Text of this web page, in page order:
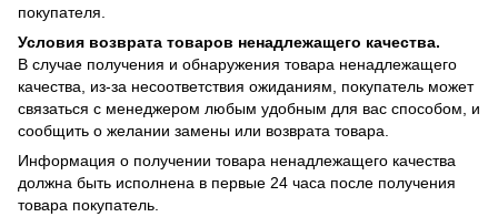
покупателя.
Условия возврата товаров ненадлежащего качества.
В случае получения и обнаружения товара ненадлежащего
качества, из-за несоответствия ожиданиям, покупатель может
связаться с менеджером любым удобным для вас способом, и
сообщить о желании замены или возврата товара.
Информация о получении товара ненадлежащего качества
должна быть исполнена в первые 24 часа после получения
товара покупатель.